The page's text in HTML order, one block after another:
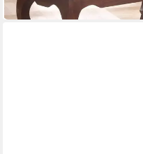
lieferbar in 6 Wochen